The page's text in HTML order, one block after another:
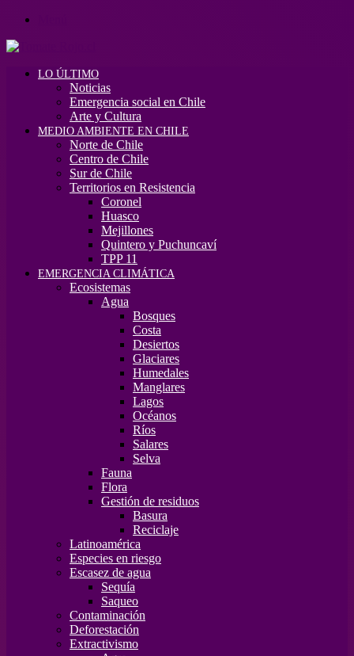
LO ÚLTIMO
Noticias
Emergencia social en Chile
Arte y Cultura
MEDIO AMBIENTE EN CHILE
Norte de Chile
Centro de Chile
Sur de Chile
Territorios en Resistencia
Coronel
Huasco
Mejillones
Quintero y Puchuncaví
TPP 11
EMERGENCIA CLIMÁTICA
Ecosistemas
Agua
Bosques
Costa
Desiertos
Glaciares
Humedales
Manglares
Lagos
Océanos
Ríos
Salares
Selva
Fauna
Flora
Gestión de residuos
Basura
Reciclaje
Latinoamérica
Especies en riesgo
Escasez de agua
Sequía
Saqueo
Contaminación
Deforestación
Extractivismo